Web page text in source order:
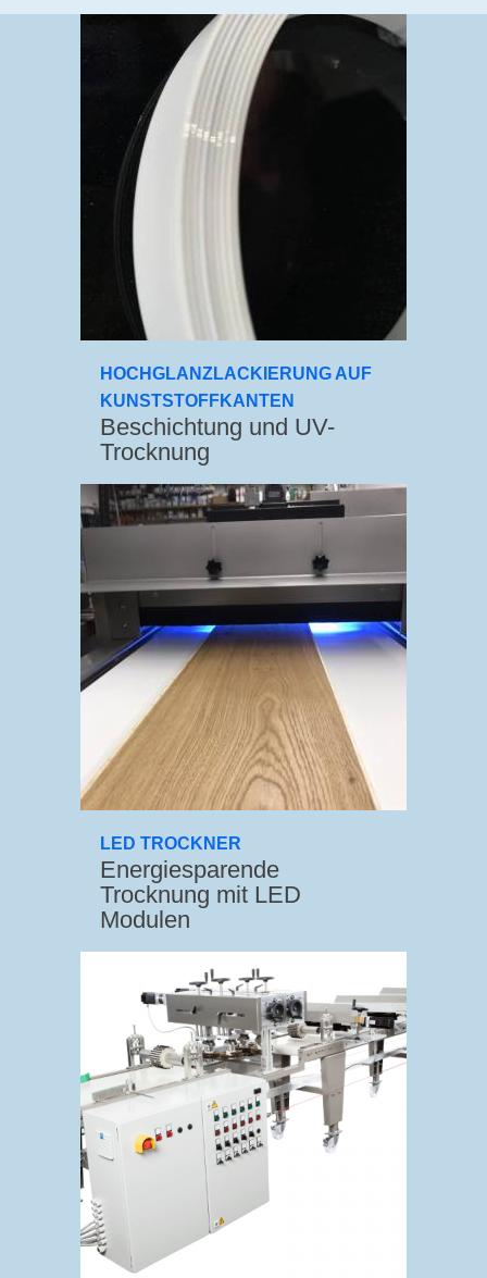
HOCHGLANZLACKIERUNG AUF
KUNSTSTOFFKANTEN
Beschichtung und UV-
Trocknung
LED TROCKNER
Energiesparende
Trocknung mit LED
Modulen